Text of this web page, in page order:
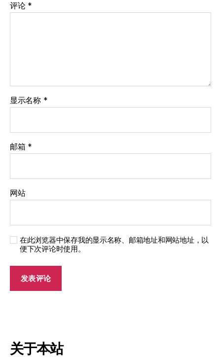
评论 *
显示名称 *
邮箱 *
网站
在此浏览器中保存我的显示名称、邮箱地址和网站地址，以
便下次评论时使用。
关于本站